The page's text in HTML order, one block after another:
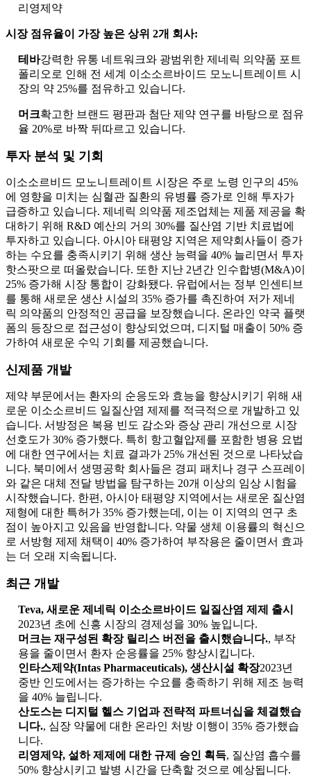
리영제약
시장 점유율이 가장 높은 상위 2개 회사:
테바강력한 유통 네트워크와 광범위한 제네릭 의약품 포트
폴리오로 인해 전 세계 이소소르바이드 모노니트레이트 시
장의 약 25%를 점유하고 있습니다.
머크확고한 브랜드 평판과 첨단 제약 연구를 바탕으로 점유
율 20%로 바짝 뒤따르고 있습니다.
투자 분석 및 기회
이소소르비드 모노니트레이트 시장은 주로 노령 인구의 45%
에 영향을 미치는 심혈관 질환의 유병률 증가로 인해 투자가
급증하고 있습니다. 제네릭 의약품 제조업체는 제품 제공을 확
대하기 위해 R&D 예산의 거의 30%를 질산염 기반 치료법에
투자하고 있습니다. 아시아 태평양 지역은 제약회사들이 증가
하는 수요를 충족시키기 위해 생산 능력을 40% 늘리면서 투자
핫스팟으로 떠올랐습니다. 또한 지난 2년간 인수합병(M&A)이
25% 증가해 시장 통합이 강화됐다. 유럽에서는 정부 인센티브
를 통해 새로운 생산 시설의 35% 증가를 촉진하여 저가 제네
릭 의약품의 안정적인 공급을 보장했습니다. 온라인 약국 플랫
폼의 등장으로 접근성이 향상되었으며, 디지털 매출이 50% 증
가하여 새로운 수익 기회를 제공했습니다.
신제품 개발
제약 부문에서는 환자의 순응도와 효능을 향상시키기 위해 새
로운 이소소르비드 일질산염 제제를 적극적으로 개발하고 있
습니다. 서방정은 복용 빈도 감소와 증상 관리 개선으로 시장
선호도가 30% 증가했다. 특히 항고혈압제를 포함한 병용 요법
에 대한 연구에서는 치료 결과가 25% 개선된 것으로 나타났습
니다. 북미에서 생명공학 회사들은 경피 패치나 경구 스프레이
와 같은 대체 전달 방법을 탐구하는 20개 이상의 임상 시험을
시작했습니다. 한편, 아시아 태평양 지역에서는 새로운 질산염
제형에 대한 특허가 35% 증가했는데, 이는 이 지역의 연구 초
점이 높아지고 있음을 반영합니다. 약물 생체 이용률의 혁신으
로 서방형 제제 채택이 40% 증가하여 부작용은 줄이면서 효과
는 더 오래 지속됩니다.
최근 개발
Teva, 새로운 제네릭 이소소르바이드 일질산염 제제 출시
2023년 초에 신흥 시장의 경제성을 30% 높입니다.
머크는 재구성된 확장 릴리스 버전을 출시했습니다., 부작
용을 줄이면서 환자 순응률을 25% 향상시킵니다.
인타스제약(Intas Pharmaceuticals), 생산시설 확장2023년
중반 인도에서는 증가하는 수요를 충족하기 위해 제조 능력
을 40% 늘립니다.
산도스는 디지털 헬스 기업과 전략적 파트너십을 체결했습
니다., 심장 약물에 대한 온라인 처방 이행이 35% 증가했습
니다.
리영제약, 설하 제제에 대한 규제 승인 획득, 질산염 흡수를
50% 향상시키고 발병 시간을 단축할 것으로 예상됩니다.